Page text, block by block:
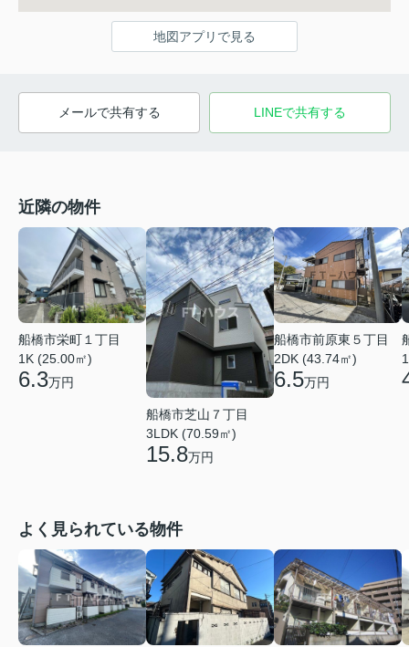
地図アプリで見る
メールで共有する LINEで共有する
近隣の物件
船橋市栄町１丁目
1K (25.00㎡)
6.3万円
船橋市芝山７丁目
3LDK (70.59㎡)
15.8万円
船橋市前原東５丁目
2DK (43.74㎡)
6.5万円
よく見られている物件